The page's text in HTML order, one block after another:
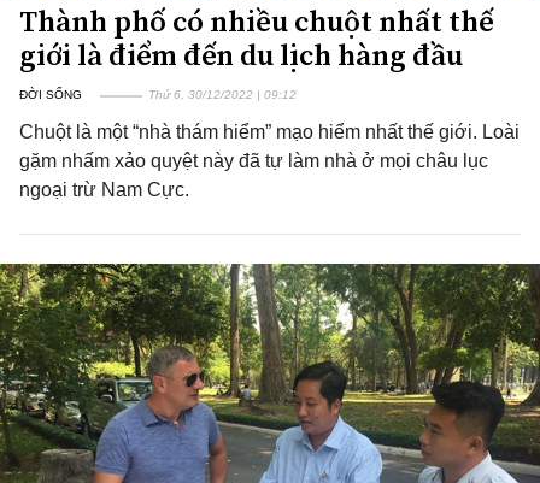
Thành phố có nhiều chuột nhất thế
giới là điểm đến du lịch hàng đầu
ĐỜI SỐNG Thứ 6, 30/12/2022 | 09:12
Chuột là một “nhà thám hiểm” mạo hiểm nhất thế giới. Loài
gặm nhấm xảo quyệt này đã tự làm nhà ở mọi châu lục
ngoại trừ Nam Cực.